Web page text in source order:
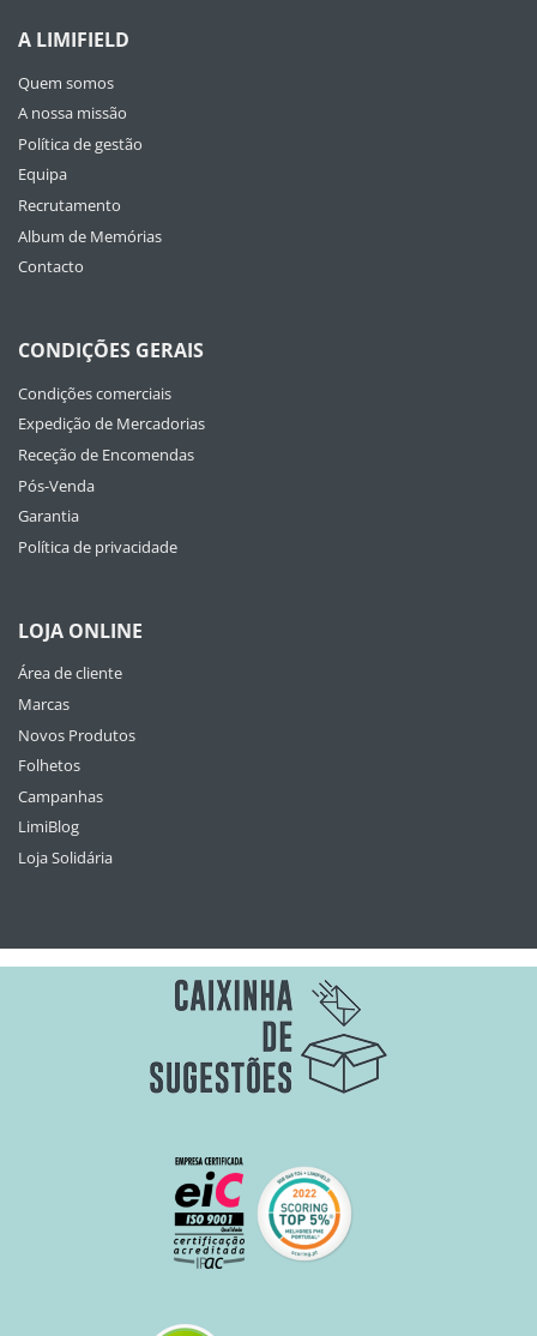
A LIMIFIELD
Quem somos
A nossa missão
Política de gestão
Equipa
Recrutamento
Album de Memórias
Contacto
CONDIÇÕES GERAIS
Condições comerciais
Expedição de Mercadorias
Receção de Encomendas
Pós-Venda
Garantia
Política de privacidade
LOJA ONLINE
Área de cliente
Marcas
Novos Produtos
Folhetos
Campanhas
LimiBlog
Loja Solidária